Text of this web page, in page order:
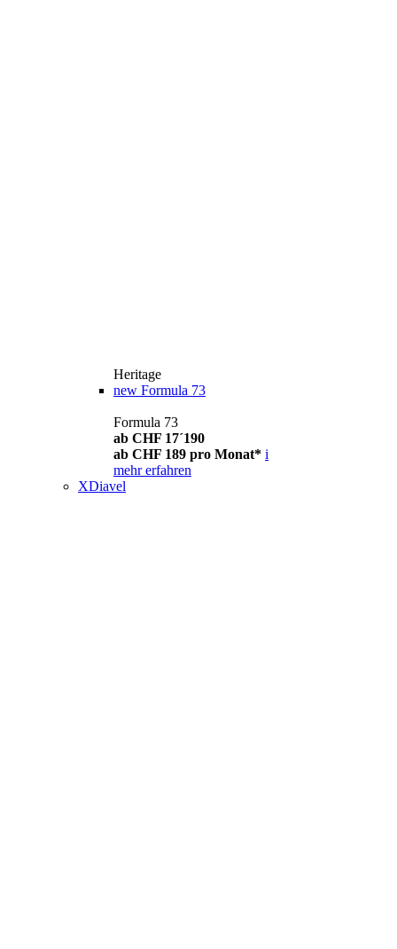
Heritage
new Formula 73
Formula 73
ab CHF 17´190
ab CHF 189 pro Monat* i
mehr erfahren
XDiavel